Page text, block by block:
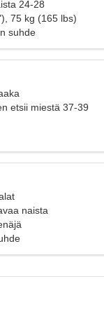
24-28
75 kg (165 lbs)
suhde
etsii miestä 37-39
naista